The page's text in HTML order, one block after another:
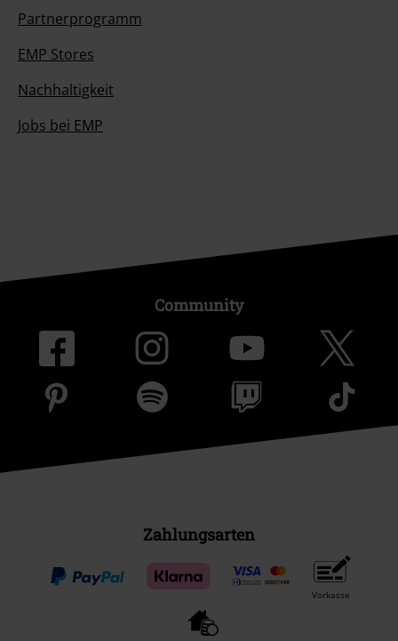
Partnerprogramm
EMP Stores
Nachhaltigkeit
Jobs bei EMP
Community
Zahlungsarten
Vorkasse